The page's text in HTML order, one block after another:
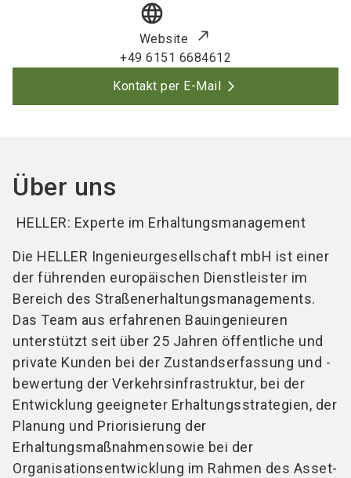
language
Website
+49 6151 6684612
Kontakt per E-Mail
Über uns
HELLER: Experte im Erhaltungsmanagement
Die HELLER Ingenieurgesellschaft mbH ist einer
der führenden europäischen Dienstleister im
Bereich des Straßenerhaltungsmanagements.
Das Team aus erfahrenen Bauingenieuren
unterstützt seit über 25 Jahren öffentliche und
private Kunden bei der Zustandserfassung und -
bewertung der Verkehrsinfrastruktur, bei der
Entwicklung geeigneter Erhaltungsstrategien, der
Planung und Priorisierung der
Erhaltungsmaßnahmensowie bei der
Organisationsentwicklung im Rahmen des Asset-